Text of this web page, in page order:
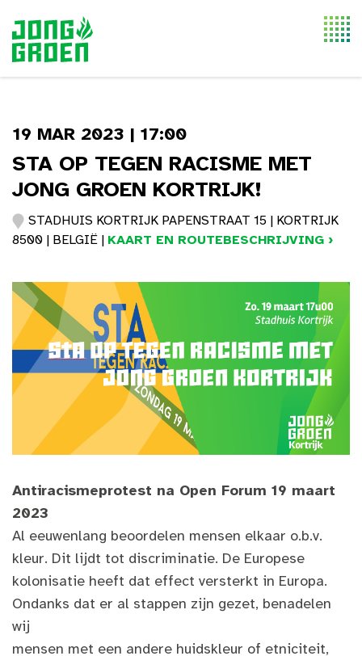
19 MAR 2023 | 17:00
STA OP TEGEN RACISME MET
JONG GROEN KORTRIJK!
STADHUIS KORTRIJK PAPENSTRAAT 15 | KORTRIJK
8500 | BELGIË | KAART EN ROUTEBESCHRIJVING ›
Antiracismeprotest na Open Forum 19 maart
2023
Al eeuwenlang beoordelen mensen elkaar o.b.v.
kleur. Dit lijdt tot discriminatie. De Europese
kolonisatie heeft dat effect versterkt in Europa.
Ondanks dat er al stappen zijn gezet, benadelen
wij
mensen met een andere huidskleur of etniciteit,